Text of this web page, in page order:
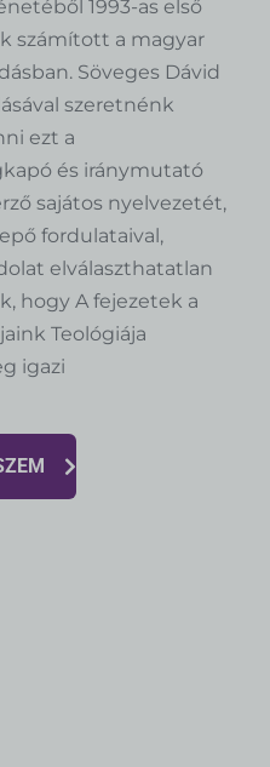
1993-as első
számított a magyar
Söveges Dávid
szeretnénk
ezt a
és iránymutató
sajátos nyelvezetét,
fordulataival,
elválaszthatatlan
hogy A fejezetek a
Teológiája
igazi